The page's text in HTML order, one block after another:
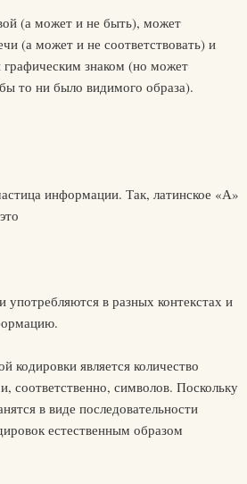
(а может и не быть), может
(а может и не соответствовать) и
знаком (но может
то ни было видимого образа).
информации. Так, латинское «А»
в разных контекстах и
является количество
соответственно, символов. Поскольку
в виде последовательности
естественным образом